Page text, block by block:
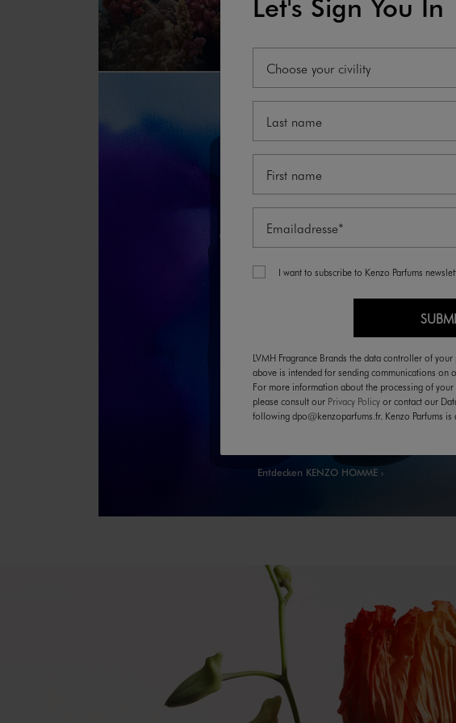
Entdecken L'Eau Pure
Entdecken KENZO HOMME
Choose your civility
I want to subscribe to Kenzo Parfums
LVMH Fragrance Brands the data controller of
above is intended for sending communications on
For more information about the processing of
please consult our Privacy Policyor contact our
following dpo@kenzoparfums.fr. Kenzo Parfums is